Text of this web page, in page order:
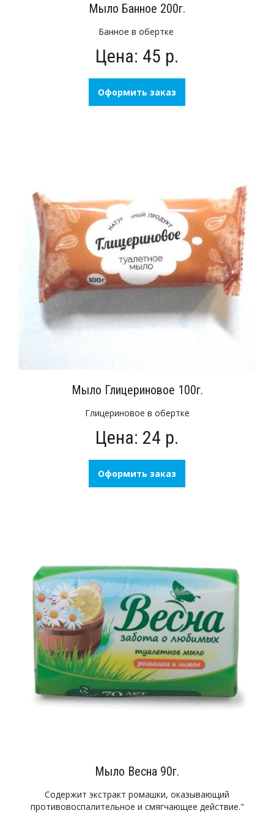
Мыло Банное 200г.
Банное в обертке
Цена: 45 р.
Оформить заказ
Мыло Глицериновое 100г.
Глицериновое в обертке
Цена: 24 р.
Оформить заказ
Мыло Весна 90г.
Содержит экстракт ромашки, оказывающий
противовоспалительное и смягчающее действие."